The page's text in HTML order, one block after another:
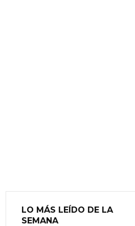
LO MÁS LEÍDO DE LA
SEMANA